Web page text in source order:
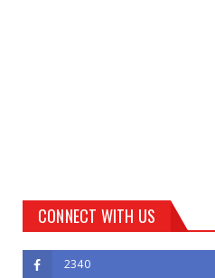
CONNECT WITH US
2340